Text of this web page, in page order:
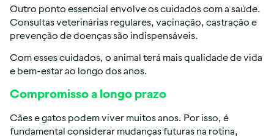
Outro ponto essencial envolve os cuidados com a saúde.
Consultas veterinárias regulares, vacinação, castração e
prevenção de doenças são indispensáveis.
Com esses cuidados, o animal terá mais qualidade de vida
e bem-estar ao longo dos anos.
Compromisso a longo prazo
Cães e gatos podem viver muitos anos. Por isso, é
fundamental considerar mudanças futuras na rotina,